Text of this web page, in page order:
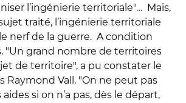
l’ingénierie territoriale"… Mais,
traité, l’ingénierie territoriale
nerf de la guerre. A condition
"Un grand nombre de territoires
de territoire", a pu constater le
Raymond Vall. "On ne peut pas
si on n’a pas, dès le départ,